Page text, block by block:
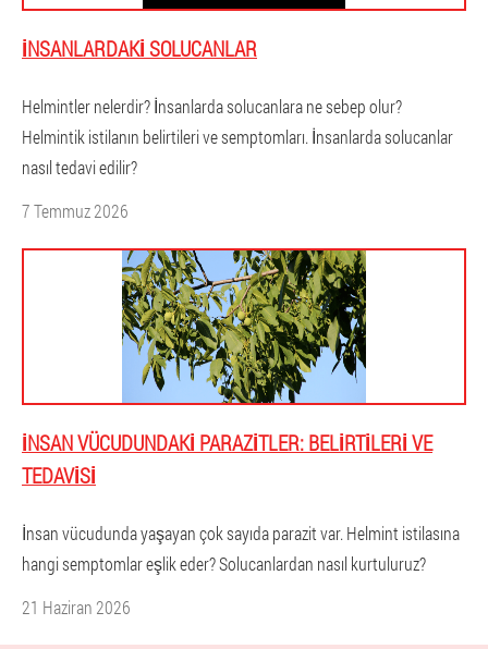
İNSANLARDAKI SOLUCANLAR
Helmintler nelerdir? İnsanlarda solucanlara ne sebep olur?
Helmintik istilanın belirtileri ve semptomları. İnsanlarda solucanlar
nasıl tedavi edilir?
7 Temmuz 2026
İNSAN VÜCUDUNDAKI PARAZITLER: BELIRTILERI VE
TEDAVISI
İnsan vücudunda yaşayan çok sayıda parazit var. Helmint istilasına
hangi semptomlar eşlik eder? Solucanlardan nasıl kurtuluruz?
21 Haziran 2026